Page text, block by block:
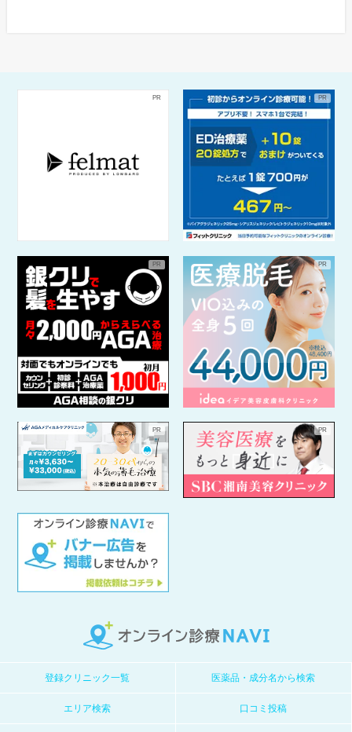
登録クリニック一覧 医薬品・成分名から検索
エリア検索 口コミ投稿